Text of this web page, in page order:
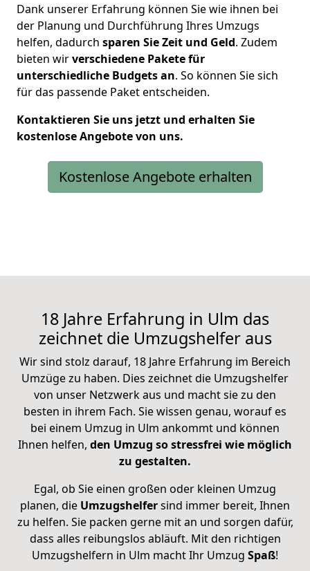
Dank unserer Erfahrung können Sie wie ihnen bei
der Planung und Durchführung Ihres Umzugs
helfen, dadurch sparen Sie Zeit und Geld. Zudem
bieten wirverschiedene Pakete für
unterschiedliche Budgets an. So können Sie sich
für das passende Paket entscheiden.
Kontaktieren Sie uns jetzt und erhalten Sie
kostenlose Angebote von uns.
Kostenlose Angebote erhalten
18 Jahre Erfahrung in Ulm das
zeichnet die Umzugshelfer aus
Wir sind stolz darauf, 18 Jahre Erfahrung im Bereich
Umzüge zu haben. Dies zeichnet die Umzugshelfer
von unser Netzwerk aus und macht sie zu den
besten in ihrem Fach. Sie wissen genau, worauf es
bei einem Umzug in Ulm ankommt und können
Ihnen helfen, den Umzug so stressfrei wie möglich
zu gestalten.
Egal, ob Sie einen großen oder kleinen Umzug
planen, die Umzugshelfersind immer bereit, Ihnen
zu helfen. Sie packen gerne mit an und sorgen dafür,
dass alles reibungslos abläuft. Mit den richtigen
Umzugshelfern in Ulm macht Ihr Umzug Spaß!